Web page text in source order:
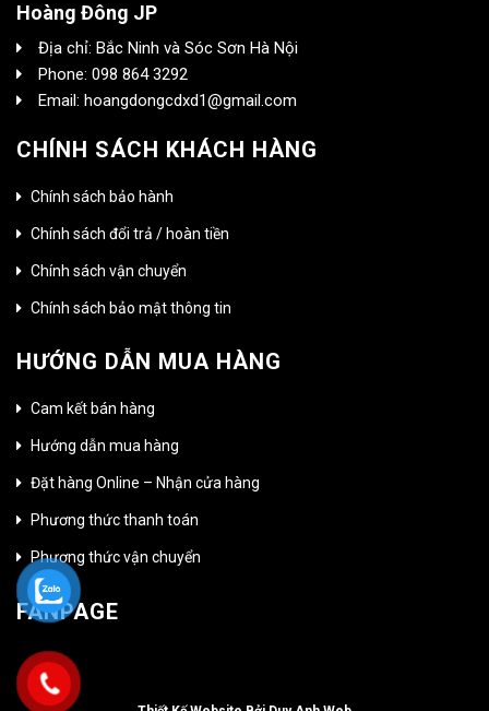
Hoàng Đông JP
Địa chỉ: Bắc Ninh và Sóc Sơn Hà Nội
Phone: 098 864 3292
Email: hoangdongcdxd1@gmail.com
CHÍNH SÁCH KHÁCH HÀNG
Chính sách bảo hành
Chính sách đổi trả / hoàn tiền
Chính sách vận chuyển
Chính sách bảo mật thông tin
HƯỚNG DẪN MUA HÀNG
Cam kết bán hàng
Hướng dẫn mua hàng
Đặt hàng Online – Nhận cửa hàng
Phương thức thanh toán
Phương thức vận chuyển
FANPAGE